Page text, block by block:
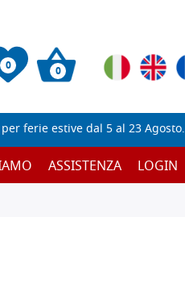
0 0
ferie estive dal 5 al 23 Agosto.
ASSISTENZA LOGIN